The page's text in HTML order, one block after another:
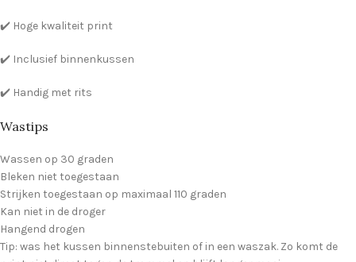
✔️ Hoge kwaliteit print
✔️ Inclusief binnenkussen
✔️ Handig met rits
Wastips
Wassen op 30 graden
Bleken niet toegestaan
Strijken toegestaan op maximaal 110 graden
Kan niet in de droger
Hangend drogen
Tip: was het kussen binnenstebuiten of in een waszak. Zo komt de